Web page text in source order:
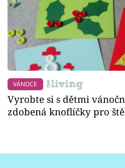
VÁNOCE
Vyrobte si s dětmi
zdobená knoflíčky pro